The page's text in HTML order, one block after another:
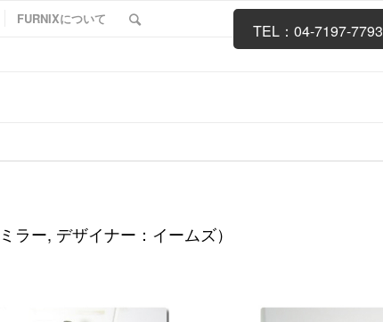
FURNIXについて
TEL：04-7197-7793
ラー, デザイナー：イームズ）